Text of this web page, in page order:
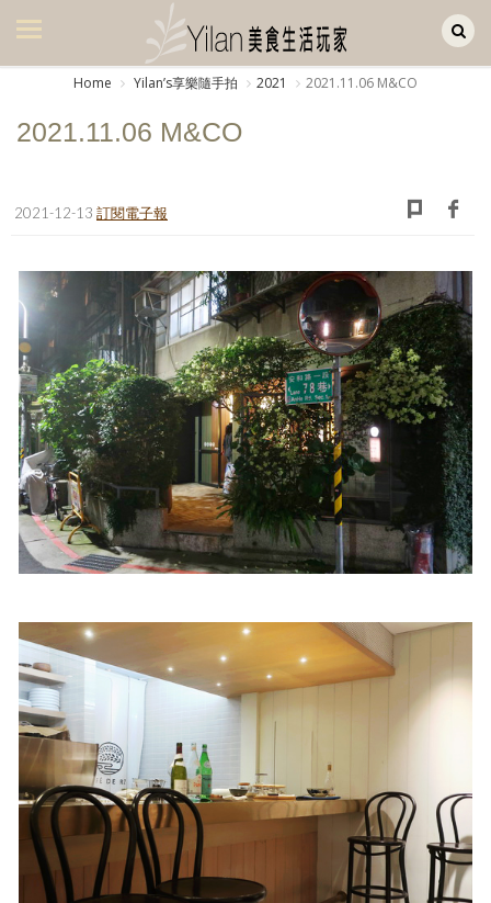
美食集
生活風
書房集
日記簿
餐桌週記
享樂隨手拍
照相簿
影音區
歷史區
關於Yilan
個人著作
活動實況記錄
媒體報導一覽
合作與代言
Home Yilanʼs享樂隨手拍 2021 2021.11.06 M&CO
2021.11.06 M&CO
2021-12-13 訂閱電子報